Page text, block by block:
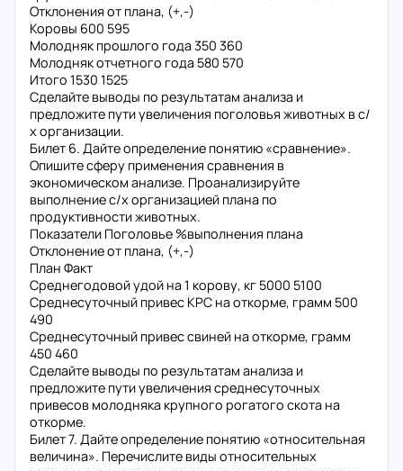
Отклонения от плана, (+,-)
Коровы 600 595
Молодняк прошлого года 350 360
Молодняк отчетного года 580 570
Итого 1530 1525
Сделайте выводы по результатам анализа и
предложите пути увеличения поголовья животных в с/
х организации.
Билет 6. Дайте определение понятию «сравнение».
Опишите сферу применения сравнения в
экономическом анализе. Проанализируйте
выполнение с/х организацией плана по
продуктивности животных.
Показатели Поголовье %выполнения плана
Отклонение от плана, (+,-)
План Факт
Среднегодовой удой на 1 корову, кг 5000 5100
Среднесуточный привес КРС на откорме, грамм 500
490
Среднесуточный привес свиней на откорме, грамм
450 460
Сделайте выводы по результатам анализа и
предложите пути увеличения среднесуточных
привесов молодняка крупного рогатого скота на
откорме.
Билет 7. Дайте определение понятию «относительная
величина». Перечислите виды относительных